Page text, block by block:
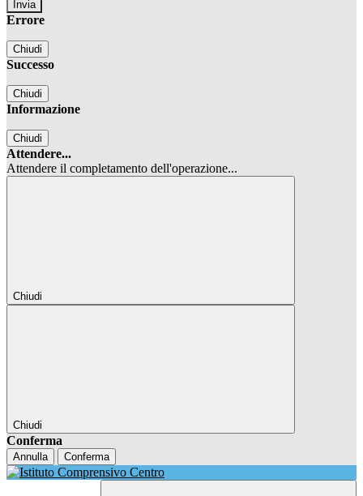
Errore
Chiudi
Successo
Chiudi
Informazione
Chiudi
Attendere...
Attendere il completamento dell'operazione...
Chiudi
Chiudi
Conferma
Annulla Conferma